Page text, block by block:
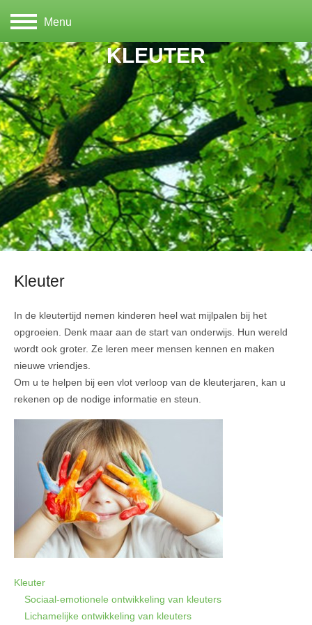
Menu
KLEUTER
Kleuter
In de kleutertijd nemen kinderen heel wat mijlpalen bij het
opgroeien. Denk maar aan de start van onderwijs. Hun wereld
wordt ook groter. Ze leren meer mensen kennen en maken
nieuwe vriendjes.
Om u te helpen bij een vlot verloop van de kleuterjaren, kan u
rekenen op de nodige informatie en steun.
Kleuter
Sociaal-emotionele ontwikkeling van kleuters
Lichamelijke ontwikkeling van kleuters